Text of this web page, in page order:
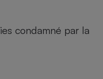
condamné par la